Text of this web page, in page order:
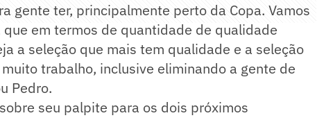
gente ter, principalmente perto da Copa. Vamos
que em termos de quantidade de qualidade
a seleção que mais tem qualidade e a seleção
trabalho, inclusive eliminando a gente de
Pedro.
seu palpite para os dois próximos